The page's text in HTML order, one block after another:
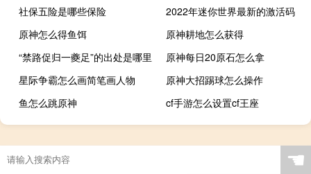
社保五险是哪些保险
2022年迷你世界最新的激活码
原神怎么得鱼饵
原神耕地怎么获得
“禁路促归一夔足”的出处是哪里
原神每日20原石怎么拿
星际争霸怎么画简笔画人物
原神大招踢球怎么操作
鱼怎么跳原神
cf手游怎么设置cf王座
☚